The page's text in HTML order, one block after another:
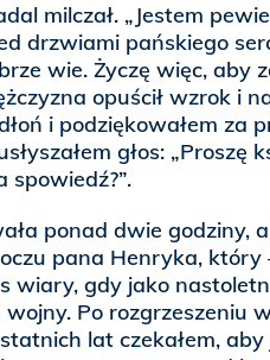
milczał. „Jestem
drzwiami pańskiego
wie. Życzę więc, aby
opuścił wzrok i
i podziękowałem za
głos: „Proszę
spowiedź?”.
ponad dwie godziny,
pana Henryka, który
wiary, gdy jako
Po rozgrzeszeniu
lat czekałem,